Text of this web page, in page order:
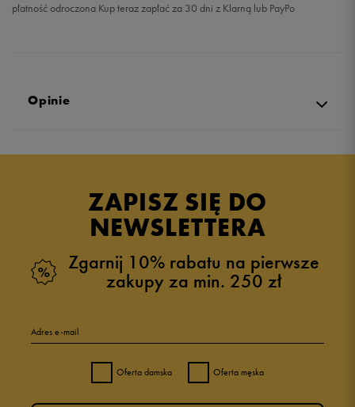
płatność odroczona Kup teraz zapłać za 30 dni z Klarną lub PayPo
Opinie
ZAPISZ SIĘ DO
NEWSLETTERA
Zgarnij 10% rabatu na pierwsze
zakupy za min. 250 zł
Adres e-mail
Oferta damska Oferta męska